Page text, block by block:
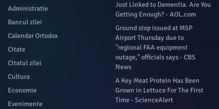
Administratie
Bancul zilei
Calendar Ortodox
Citate
Citatul zilei
Cultura
Economie
Evenimente
Just Linked to Dementia. Are You
Getting Enough? - AOL.com
Ground stop issued at MSP
Airport Thursday due to
"regional FAA equipment
outage," officials says - CBS
News
A Key Meat Protein Has Been
Grown in Lettuce For The First
Time - ScienceAlert